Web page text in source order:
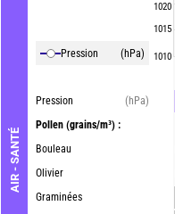
AIR - SANTÉ
Pression (hPa)
Pression
(hPa)
Pollen (grains/m³) :
Bouleau
Olivier
Graminées
1020
1015
1010